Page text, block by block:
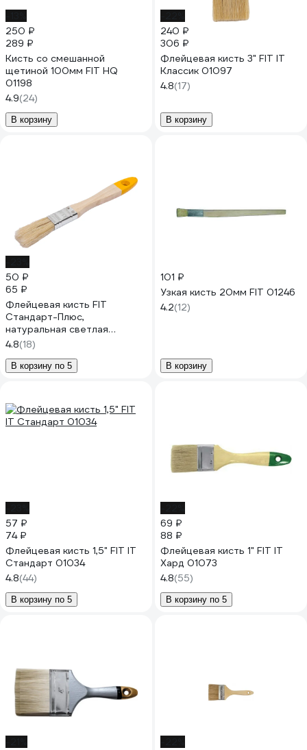
250 ₽
289 ₽
Кисть со смешанной
щетиной 100мм FIT HQ
01198
4.9(24)
В корзину
240 ₽
306 ₽
Флейцевая кисть 3" FIT IT
Классик 01097
4.8(17)
В корзину
50 ₽
65 ₽
Флейцевая кисть FIT
Стандарт-Плюс,
натуральная светлая
щетина, деревянная ручка
3/4 01042
4.8(18)
В корзину по 5
101 ₽
Узкая кисть 20мм FIT 01246
4.2(12)
В корзину
57 ₽
74 ₽
Флейцевая кисть 1,5" FIT IT
Стандарт 01034
4.8(44)
В корзину по 5
69 ₽
88 ₽
Флейцевая кисть 1" FIT IT
Хард 01073
4.8(55)
В корзину по 5